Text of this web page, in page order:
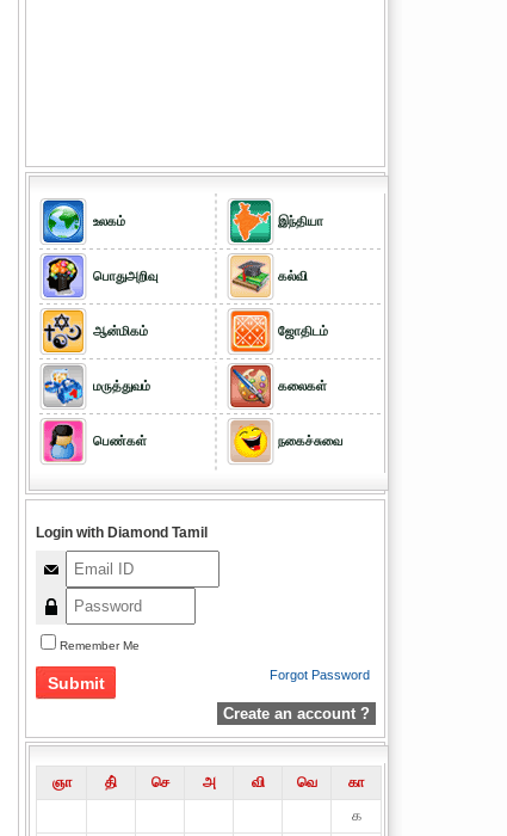
உலகம்
பொதுஅறிவு
ஆன்மிகம்
மருத்துவம்
பெண்கள்
இந்தியா
கல்வி
ஜோதிடம்
கலைகள்
நகைச்சுவை
Login with Diamond Tamil
Remember Me
Forgot Password
Create an account ?
ஞா தி் செ அ வி வெ
கா
௧